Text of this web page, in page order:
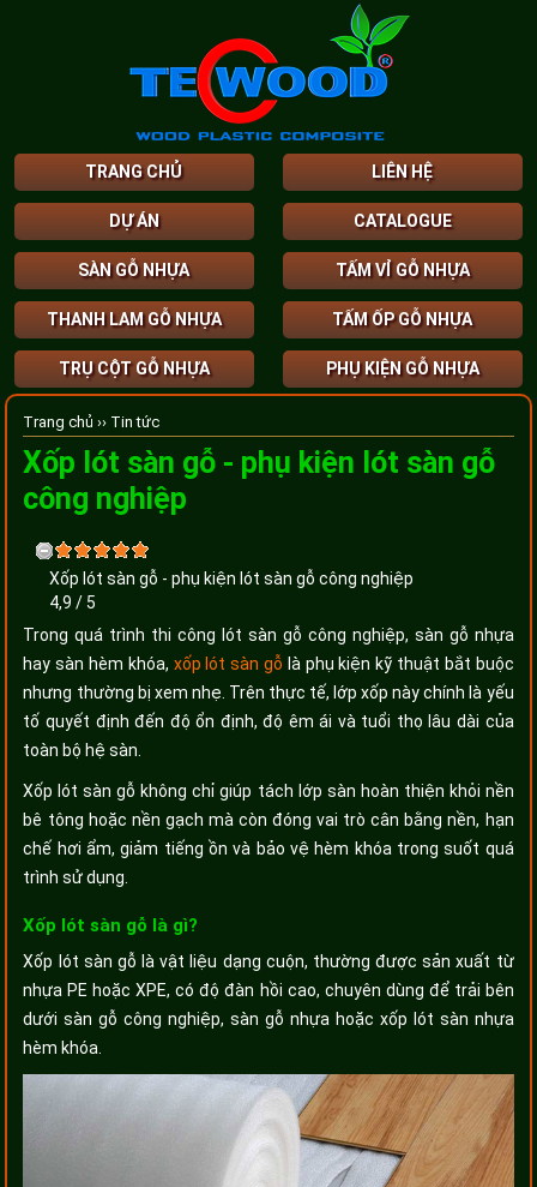
TRANG CHỦ LIÊN HỆ
DỰ ÁN CATALOGUE
SÀN GỖ NHỰA TẤM VỈ GỖ NHỰA
THANH LAM GỖ NHỰA TẤM ỐP GỖ NHỰA
TRỤ CỘT GỖ NHỰA PHỤ KIỆN GỖ NHỰA
Trang chủ ›› Tin tức
Xốp lót sàn gỗ - phụ kiện lót sàn gỗ
công nghiệp
Xốp lót sàn gỗ - phụ kiện lót sàn gỗ công nghiệp
4,9 / 5
Trong quá trình thi công lót sàn gỗ công nghiệp, sàn gỗ nhựa
hay sàn hèm khóa, xốp lót sàn gỗ là phụ kiện kỹ thuật bắt buộc
nhưng thường bị xem nhẹ. Trên thực tế, lớp xốp này chính là yếu
tố quyết định đến độ ổn định, độ êm ái và tuổi thọ lâu dài của
toàn bộ hệ sàn.
Xốp lót sàn gỗ không chỉ giúp tách lớp sàn hoàn thiện khỏi nền
bê tông hoặc nền gạch mà còn đóng vai trò cân bằng nền, hạn
chế hơi ẩm, giảm tiếng ồn và bảo vệ hèm khóa trong suốt quá
trình sử dụng.
Xốp lót sàn gỗ là gì?
Xốp lót sàn gỗ là vật liệu dạng cuộn, thường được sản xuất từ
nhựa PE hoặc XPE, có độ đàn hồi cao, chuyên dùng để trải bên
dưới sàn gỗ công nghiệp, sàn gỗ nhựa hoặc xốp lót sàn nhựa
hèm khóa.